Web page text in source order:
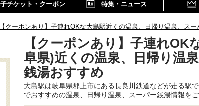
チケット・クーポン 特集・ニュース
【クーポンあり】子連れOKな大島駅近くの温泉、日帰り温泉、ス
【クーポンあり】子連れOK
阜県)近くの温泉、日帰り温
銭湯おすすめ
大島駅は岐阜県郡上市にある長良川鉄道などが走る駅
でおすすめの温泉、日帰り温泉、スーパー銭湯情報をご